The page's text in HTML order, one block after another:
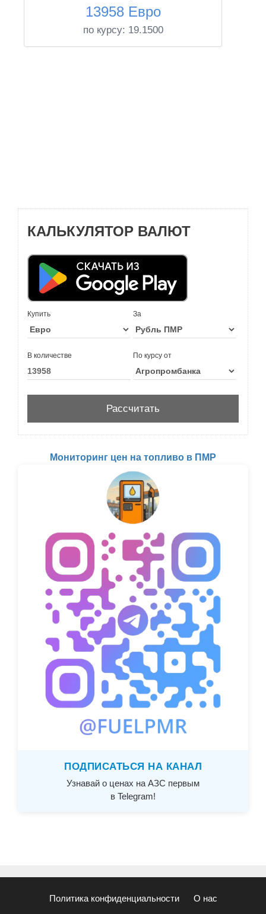
13958 Евро
по курсу: 19.1500
КАЛЬКУЛЯТОР ВАЛЮТ
Купить За
В количестве По курсу от
Мониторинг цен на топливо в ПМР
ПОДПИСАТЬСЯ НА КАНАЛ
Узнавай о ценах на АЗС первым
в Telegram!
Политика конфиденциальности О нас